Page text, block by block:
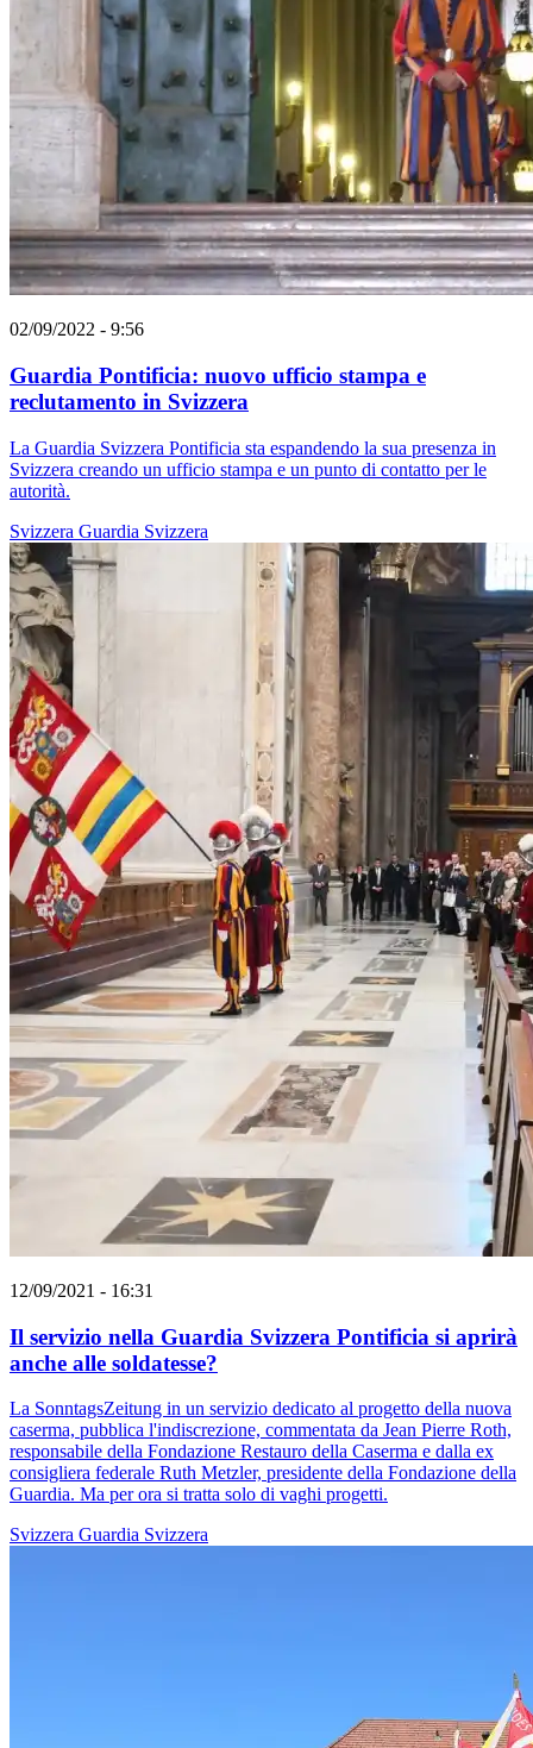
02/09/2022 - 9:56
Guardia Pontificia: nuovo ufficio stampa e
reclutamento in Svizzera
La Guardia Svizzera Pontificia sta espandendo la sua presenza in
Svizzera creando un ufficio stampa e un punto di contatto per le
autorità.
Svizzera Guardia Svizzera
12/09/2021 - 16:31
Il servizio nella Guardia Svizzera Pontificia si aprirà
anche alle soldatesse?
La SonntagsZeitung in un servizio dedicato al progetto della nuova
caserma, pubblica l'indiscrezione, commentata da Jean Pierre Roth,
responsabile della Fondazione Restauro della Caserma e dalla ex
consigliera federale Ruth Metzler, presidente della Fondazione della
Guardia. Ma per ora si tratta solo di vaghi progetti.
Svizzera Guardia Svizzera